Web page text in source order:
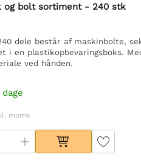
og bolt sortiment - 240 stk
dele består af maskinbolte,
i en plastikopbevaringsboks.
ved hånden.
moms